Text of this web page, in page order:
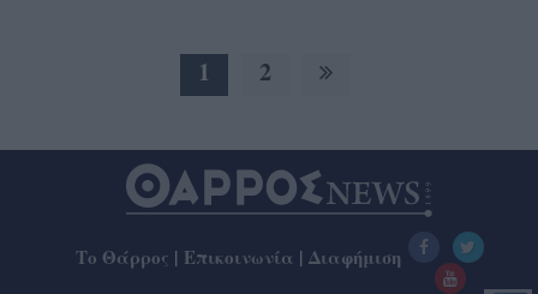
1 2
Το Θάρρος | Επικοινωνία | Διαφήμιση